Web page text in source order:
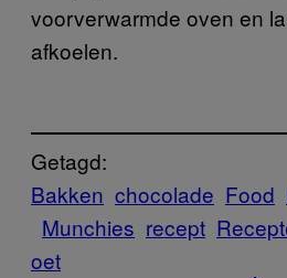
voorverwarmde oven en
afkoelen.
Getagd:
Bakken chocolade Food
Munchies recept
oet